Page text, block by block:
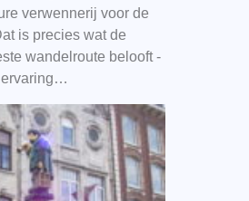
verwennerij voor de
is precies wat de
wandelroute belooft -